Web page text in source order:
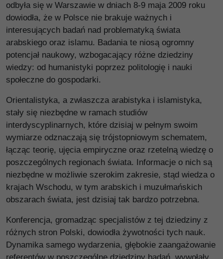
odbyła się w Warszawie w dniach 8-9 maja 2009 roku
dowiodła, że w Polsce nie brakuje ważnych i
interesujących badań nad problematyką świata
arabskiego oraz islamu. Badania te niosą ogromny
potencjał naukowy, wzbogacający różne dziedziny
wiedzy: od humanistyki poprzez politologię i nauki
społeczne do gospodarki.
Orientalistyka, a zwłaszcza arabistyka i islamistyka,
stały się niezbędne w ramach studiów
interdyscyplinarnych, które dzisiaj w pełnym swoim
wymiarze odznaczają się trójstopniowym schematem,
łącząc teorię, ujęcia empiryczne oraz rzetelną wiedzę o
poszczególnych regionach świata. Informacje o nich są
niezbędne w możliwie szerokim zakresie, stąd wiedza o
krajach Wschodu, w tym arabskich i muzułmańskich
obszarach świata, jest dzisiaj tak bardzo potrzebna.
Konferencja, gromadząc specjalistów z tej dziedziny z
różnych stron Polski, dowiodła żywotności tych nauk.
Dynamika samego wydarzenia, głębokie zaangażowanie